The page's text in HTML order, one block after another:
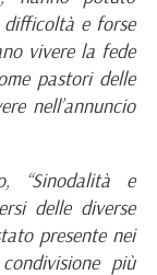
difficoltà e forse
vivere la fede
pastori delle
nell’annuncio
“Sinodalità e
delle diverse
presente nei
più